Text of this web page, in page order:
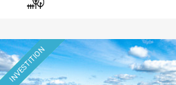
EINZIGARTIG
INVESTITION
Previous